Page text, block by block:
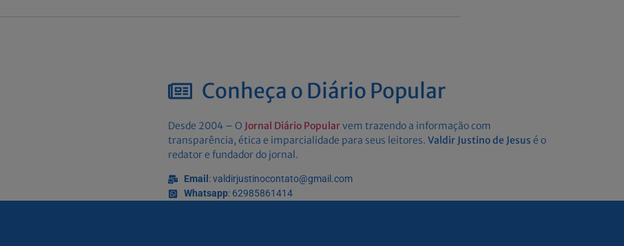
Conheça o Diário Popular
Desde 2004 – O Jornal Diário Popularvem trazendo a informação com
transparência, ética e imparcialidade para seus leitores. Valdir Justino de Jesus é o
redator e fundador do jornal.
Email : valdirjustinocontato@gmail.com
Whatsapp: 62985861414